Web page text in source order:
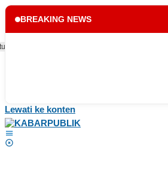
BREAKING NEWS
Lewati ke konten